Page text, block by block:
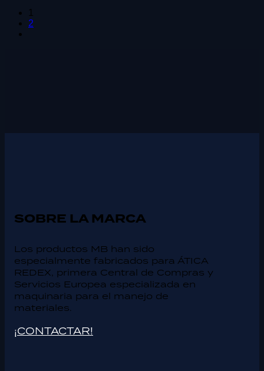
1
2
SOBRE LA MARCA
Los productos MB han sido
especialmente fabricados para ÁTICA
REDEX, primera Central de Compras y
Servicios Europea especializada en
maquinaria para el manejo de
materiales.
¡CONTACTAR!